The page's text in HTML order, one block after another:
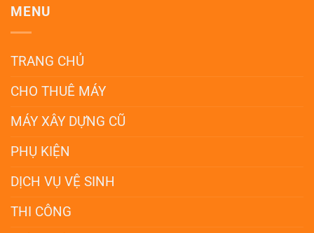
MENU
TRANG CHỦ
CHO THUÊ MÁY
MÁY XÂY DỰNG CŨ
PHỤ KIỆN
DỊCH VỤ VỆ SINH
THI CÔNG